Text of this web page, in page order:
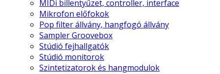
MIDi billentyűzet, controller, interface
Mikrofon előfokok
Pop filter állvány, hangfogó állvány
Sampler Groovebox
Stúdió fejhallgatók
Stúdió monitorok
Szintetizatorok és hangmodulok